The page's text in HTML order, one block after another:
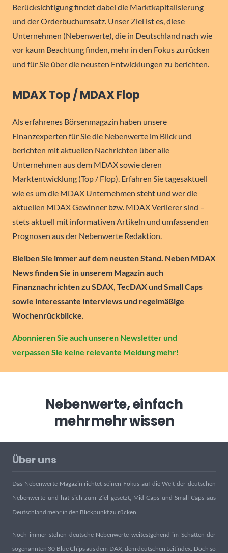
Berücksichtigung findet dabei die Marktkapitalisierung
und der Orderbuchumsatz. Unser Ziel ist es, diese
Unternehmen (Nebenwerte), die in Deutschland nach wie
vor kaum Beachtung finden, mehr in den Fokus zu rücken
und für Sie über die neusten Entwicklungen zu berichten.
MDAX Top / MDAX Flop
Als erfahrenes Börsenmagazin haben unsere
Finanzexperten für Sie die Nebenwerte im Blick und
berichten mit aktuellen Nachrichten über alle
Unternehmen aus dem MDAX sowie deren
Marktentwicklung (Top / Flop). Erfahren Sie tagesaktuell
wie es um die MDAX Unternehmen steht und wer die
aktuellen MDAX Gewinner bzw. MDAX Verlierer sind –
stets aktuell mit informativen Artikeln und umfassenden
Prognosen aus der Nebenwerte Redaktion.
Bleiben Sie immer auf dem neusten Stand. Neben MDAX
News finden Sie in unserem Magazin auch
Finanznachrichten zu SDAX, TecDAX und Small Caps
sowie interessante Interviews und regelmäßige
Wochenrückblicke.
Abonnieren Sie auch unseren Newsletter und
verpassen Sie keine relevante Meldung mehr!
Nebenwerte, einfach
mehrmehr wissen
Über uns
Das Nebenwerte Magazin richtet seinen Fokus auf die Welt der deutschen
Nebenwerte und hat sich zum Ziel gesetzt, Mid-Caps und Small-Caps aus
Deutschland mehr in den Blickpunkt zu rücken.
Noch immer stehen deutsche Nebenwerte weitestgehend im Schatten der
sogenannten 30 Blue Chips aus dem DAX, dem deutschen Leitindex. Doch so